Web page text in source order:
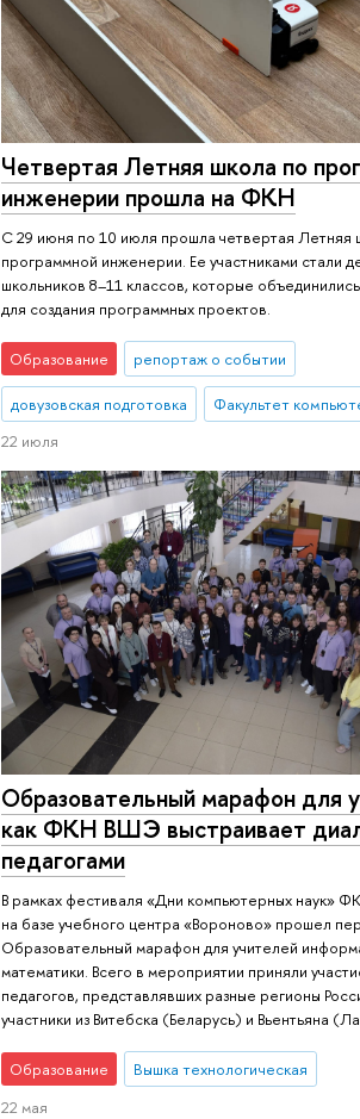
Четвертая Летняя школа по
инженерии прошла на ФКН
С 29 июня по 10 июля прошла четвертая Летняя
программной инженерии. Ее участниками стали
школьников 8–11 классов, которые
для создания программных проектов.
Образование репортаж о событии
довузовская подготовка
Факультет
22 июля
Образовательный марафон для
как ФКН ВШЭ выстраивает
педагогами
В рамках фестиваля «Дни компьютерных наук»
на базе учебного центра «Вороново» прошел
Образовательный марафон для учителей
математики. Всего в мероприятии приняли
педагогов, представлявших разные регионы
участники из Витебска (Беларусь) и Вьентьяна
Образование
Вышка технологическая
22 мая